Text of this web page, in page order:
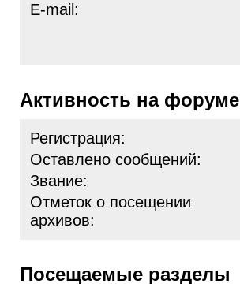
E-mail:
Активность на форуме
Регистрация:
Оставлено сообщений:
Звание:
Отметок о посещении
архивов:
Посещаемые разделы